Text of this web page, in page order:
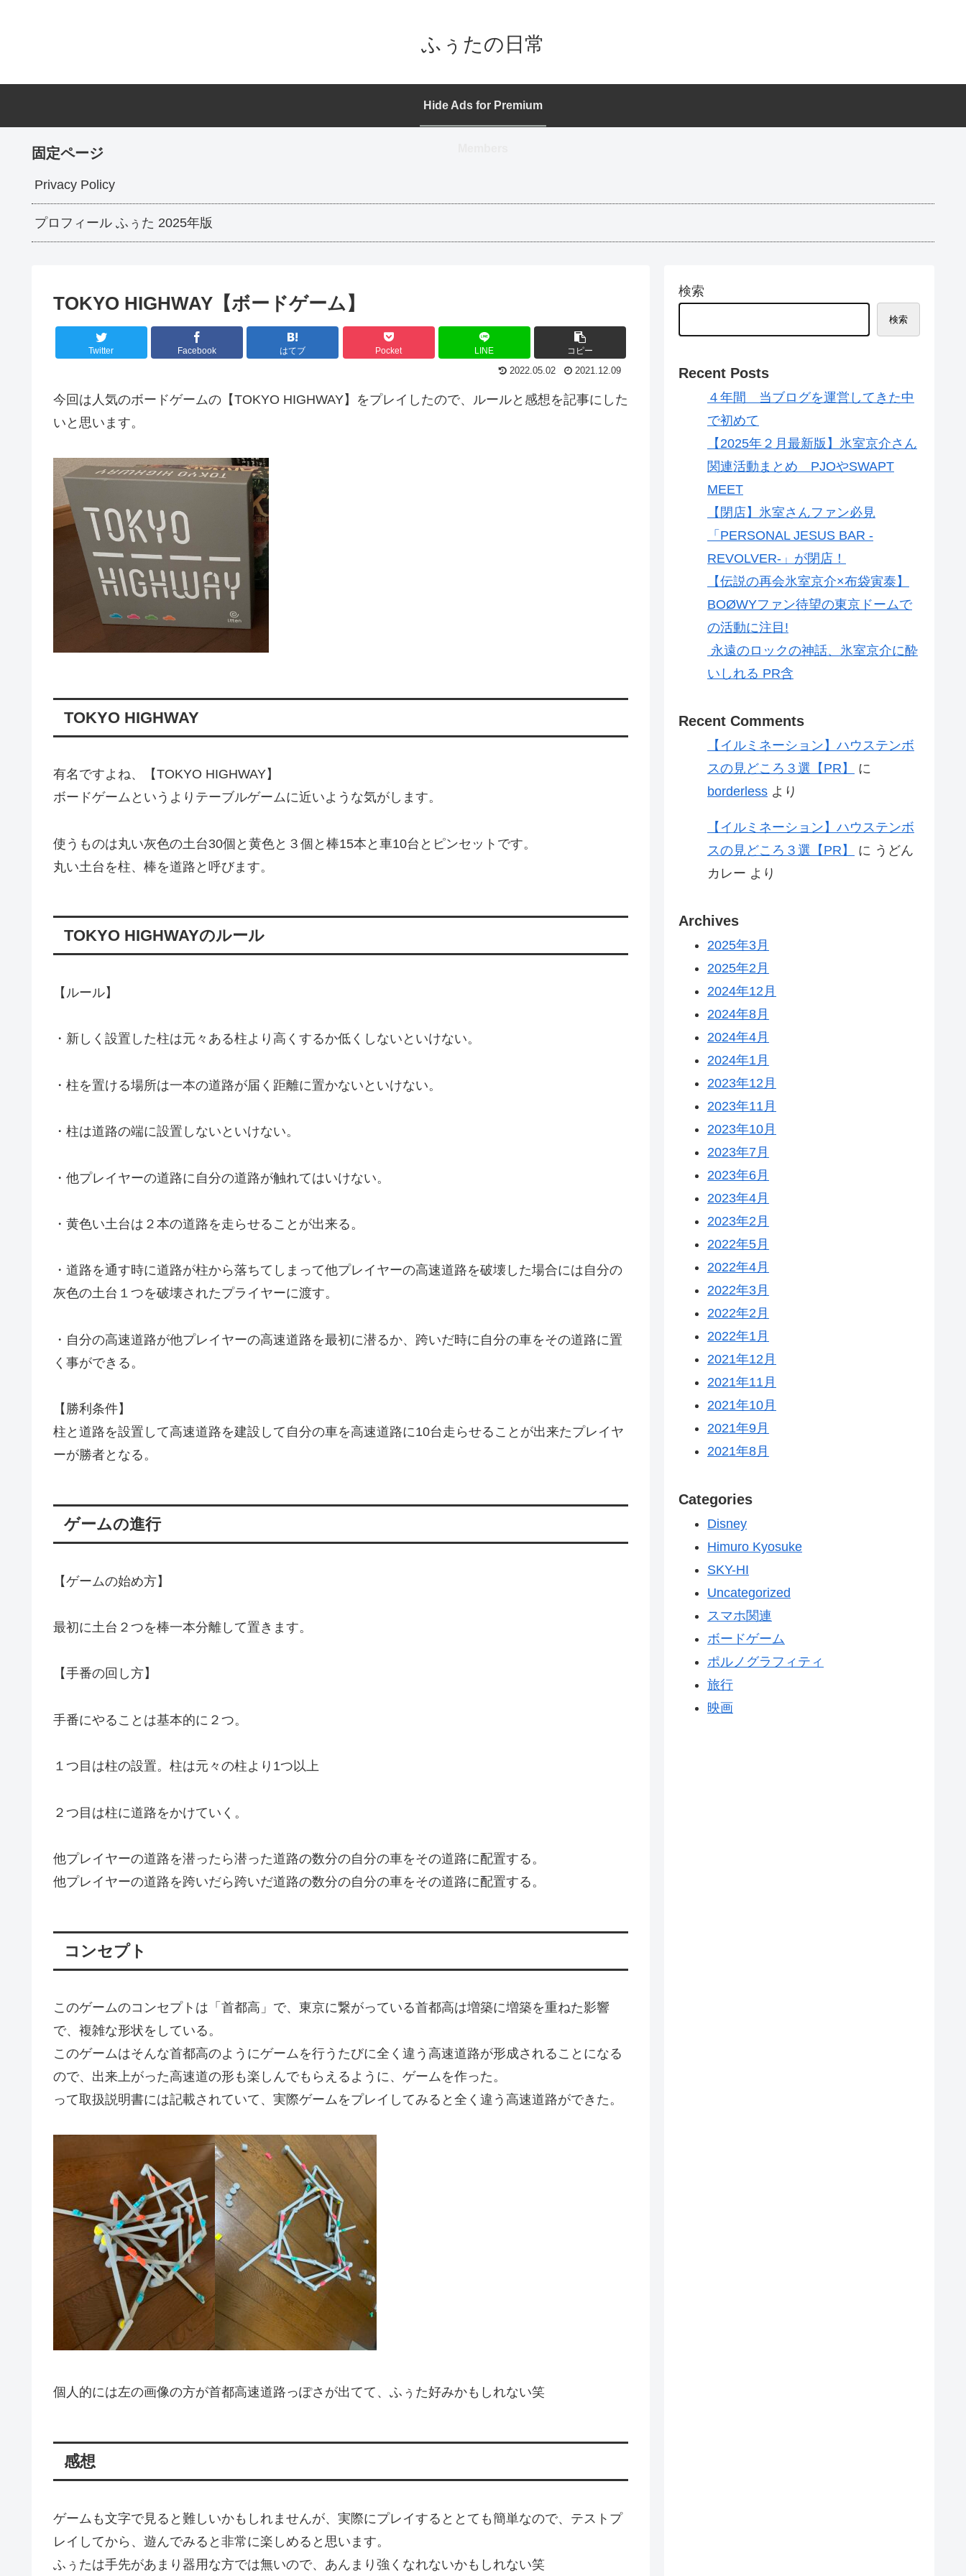
ふぅたの日常
Hide Ads for Premium
固定ページ
Privacy Policy
プロフィール ふぅた 2025年版
TOKYO HIGHWAY【ボードゲーム】
Twitter Facebook はてブ Pocket LINE コピー
2022.05.02 2021.12.09
今回は人気のボードゲームの【TOKYO HIGHWAY】をプレイしたので、ルールと感想を記事にした
いと思います。
TOKYO HIGHWAY
有名ですよね、【TOKYO HIGHWAY】
ボードゲームというよりテーブルゲームに近いような気がします。
使うものは丸い灰色の土台30個と黄色と３個と棒15本と車10台とピンセットです。
丸い土台を柱、棒を道路と呼びます。
TOKYO HIGHWAYのルール
【ルール】
・新しく設置した柱は元々ある柱より高くするか低くしないといけない。
・柱を置ける場所は一本の道路が届く距離に置かないといけない。
・柱は道路の端に設置しないといけない。
・他プレイヤーの道路に自分の道路が触れてはいけない。
・黄色い土台は２本の道路を走らせることが出来る。
・道路を通す時に道路が柱から落ちてしまって他プレイヤーの高速道路を破壊した場合には自分の
灰色の土台１つを破壊されたプライヤーに渡す。
・自分の高速道路が他プレイヤーの高速道路を最初に潜るか、跨いだ時に自分の車をその道路に置
く事ができる。
【勝利条件】
柱と道路を設置して高速道路を建設して自分の車を高速道路に10台走らせることが出来たプレイヤ
ーが勝者となる。
ゲームの進行
【ゲームの始め方】
最初に土台２つを棒一本分離して置きます。
【手番の回し方】
手番にやることは基本的に２つ。
１つ目は柱の設置。柱は元々の柱より1つ以上
２つ目は柱に道路をかけていく。
他プレイヤーの道路を潜ったら潜った道路の数分の自分の車をその道路に配置する。
他プレイヤーの道路を跨いだら跨いだ道路の数分の自分の車をその道路に配置する。
コンセプト
このゲームのコンセプトは「首都高」で、東京に繋がっている首都高は増築に増築を重ねた影響
で、複雑な形状をしている。
このゲームはそんな首都高のようにゲームを行うたびに全く違う高速道路が形成されることになる
ので、出来上がった高速道の形も楽しんでもらえるように、ゲームを作った。
って取扱説明書には記載されていて、実際ゲームをプレイしてみると全く違う高速道路ができた。
個人的には左の画像の方が首都高速道路っぽさが出てて、ふぅた好みかもしれない笑
感想
ゲームも文字で見ると難しいかもしれませんが、実際にプレイするととても簡単なので、テストプ
レイしてから、遊んでみると非常に楽しめると思います。
ふぅたは手先があまり器用な方では無いので、あんまり強くなれないかもしれない笑
検索
検索
Recent Posts
４年間 当ブログを運営してきた中
で初めて
【2025年２月最新版】氷室京介さん
関連活動まとめ PJOやSWAPT
MEET
【閉店】氷室さんファン必見
「PERSONAL JESUS BAR -
REVOLVER-」が閉店！
【伝説の再会氷室京介×布袋寅泰】
BOØWYファン待望の東京ドームで
の活動に注目!
永遠のロックの神話、氷室京介に酔
いしれる PR含
Recent Comments
【イルミネーション】ハウステンボ
スの見どころ３選【PR】
に
borderless より
【イルミネーション】ハウステンボ
スの見どころ３選【PR】
に うどん
カレー より
Archives
2025年3月
2025年2月
2024年12月
2024年8月
2024年4月
2024年1月
2023年12月
2023年11月
2023年10月
2023年7月
2023年6月
2023年4月
2023年2月
2022年5月
2022年4月
2022年3月
2022年2月
2022年1月
2021年12月
2021年11月
2021年10月
2021年9月
2021年8月
Categories
Disney
Himuro Kyosuke
SKY-HI
Uncategorized
スマホ関連
ボードゲーム
ポルノグラフィティ
旅行
映画